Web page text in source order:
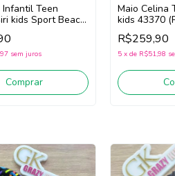
Infantil Teen
kids Sport Beach
(Rosa)
sem juros
Comprar
Maio Celina
kids 43370
R$259,90
5 x de R$51,98